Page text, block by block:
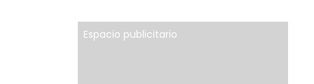
Espacio publicitario